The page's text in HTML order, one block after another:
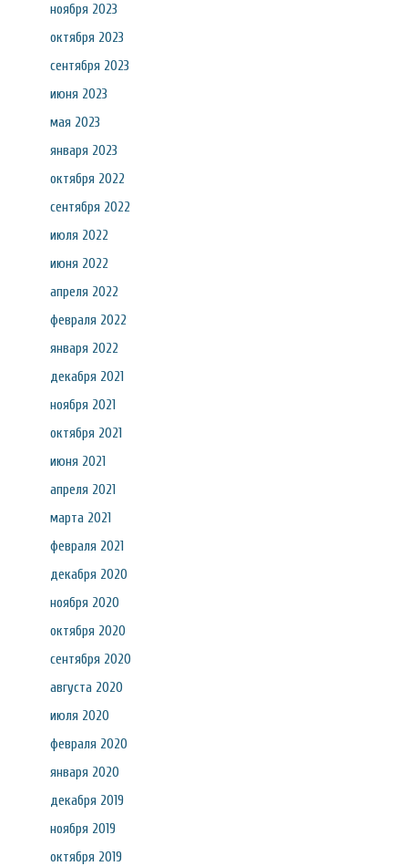
ноября 2023
октября 2023
сентября 2023
июня 2023
мая 2023
января 2023
октября 2022
сентября 2022
июля 2022
июня 2022
апреля 2022
февраля 2022
января 2022
декабря 2021
ноября 2021
октября 2021
июня 2021
апреля 2021
марта 2021
февраля 2021
декабря 2020
ноября 2020
октября 2020
сентября 2020
августа 2020
июля 2020
февраля 2020
января 2020
декабря 2019
ноября 2019
октября 2019